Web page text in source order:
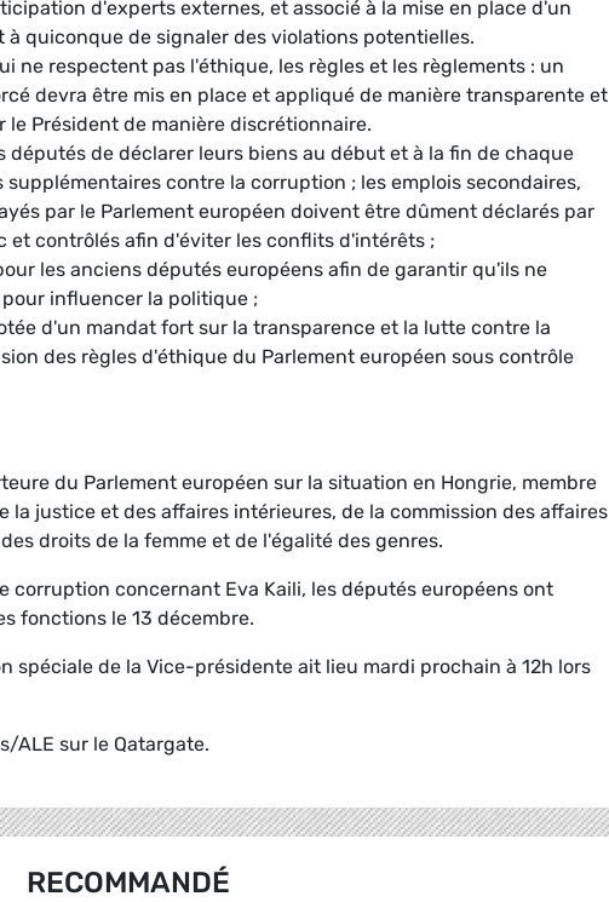
d'experts externes, et associé à la mise en place d'un
quiconque de signaler des violations potentielles.
ne respectent pas l'éthique, les règles et les règlements : un
devra être mis en place et appliqué de manière transparente et
Président de manière discrétionnaire.
députés de déclarer leurs biens au début et à la fin de chaque
contre la corruption ; les emplois secondaires,
par le Parlement européen doivent être dûment déclarés par
et contrôlés afin d'éviter les conflits d'intérêts ;
les anciens députés européens afin de garantir qu'ils ne
influencer la politique ;
d'un mandat fort sur la transparence et la lutte contre la
des règles d'éthique du Parlement européen sous contrôle
du Parlement européen sur la situation en Hongrie, membre
la justice et des affaires intérieures, de la commission des affaires
droits de la femme et de l'égalité des genres.
corruption concernant Eva Kaili, les députés européens ont
fonctions le 13 décembre.
spéciale de la Vice-présidente ait lieu mardi prochain à 12h lors
ALE sur le Qatargate.
RECOMMANDÉ